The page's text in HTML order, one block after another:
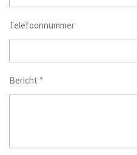
Telefoonnummer
Bericht *